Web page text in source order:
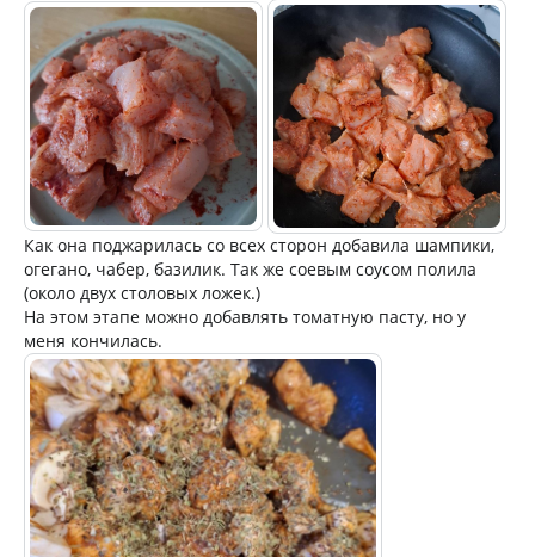
Как она поджарилась со всех сторон добавила шампики,
огегано, чабер, базилик. Так же соевым соусом полила
(около двух столовых ложек.)
На этом этапе можно добавлять томатную пасту, но у
меня кончилась.